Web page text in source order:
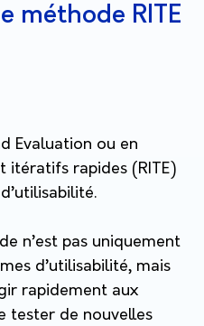
méthode RITE
Evaluation ou en
itératifs rapides (RITE)
n’est pas uniquement
d’utilisabilité, mais
rapidement aux
tester de nouvelles